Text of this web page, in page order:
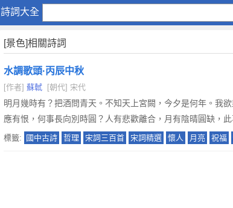
詩詞大全
【
】
有
關
景
色
的
詩
歌
[景色]相關詩詞
水調歌頭·丙辰中秋
[作者] 蘇軾 [朝代] 宋代
明月幾時有？把酒問青天。不知天上宮闕，今夕是何年。我
應有恨，何事長向別時圓？人有悲歡離合，月有陰晴圓缺，
標籤: 國中古詩 哲理 宋詞三百首 宋詞精選 懷人 月亮 祝福